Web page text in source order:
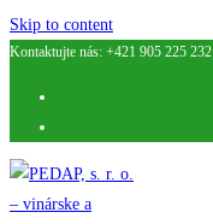
Skip to content
Kontaktujte nás: +421 905 225 232